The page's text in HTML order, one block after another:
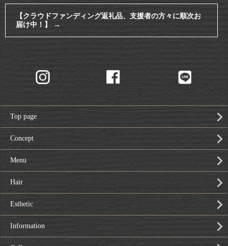
【クラウドファンディング返礼品、支援者の方々に順次お
届け中！】
→
Top page
Concept
Menu
Hair
Esthetic
Information